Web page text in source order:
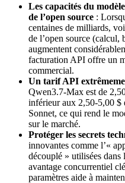
Les capacités du
de l’open source :
centaines de milliards,
de l’open source (calcul,
augmentent
facturation API offre un
commercial.
Un tarif API
Qwen3.7-Max est de
inférieur aux 2,50-5,00 $
Sonnet, ce qui rend le
sur le marché.
Protéger les secrets
innovantes comme l’«
découplé » utilisées dans
avantage concurrentiel
paramètres aide à